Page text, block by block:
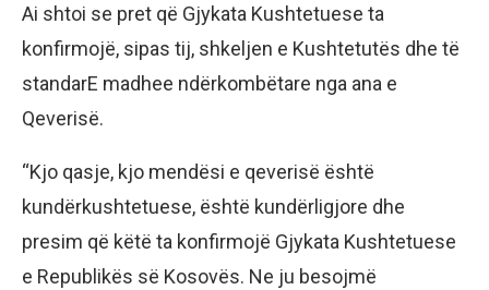
Ai shtoi se pret që Gjykata Kushtetuese ta
konfirmojë, sipas tij, shkeljen e Kushtetutës dhe të
standarE madhee ndërkombëtare nga ana e
Qeverisë.
“Kjo qasje, kjo mendësi e qeverisë është
kundërkushtetuese, është kundërligjore dhe
presim që këtë ta konfirmojë Gjykata Kushtetuese
e Republikës së Kosovës. Ne ju besojmë